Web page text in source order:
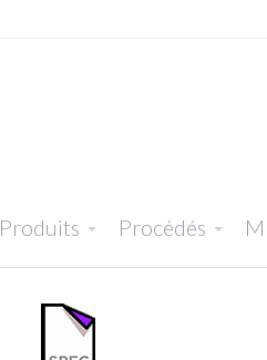
Produits Procédés